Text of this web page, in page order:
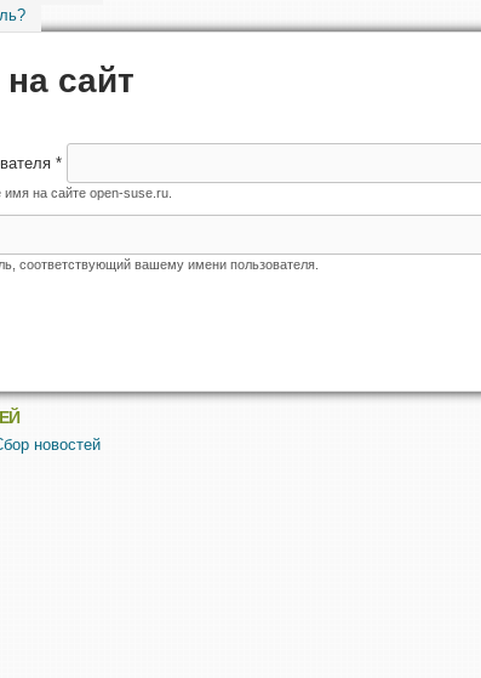
сайт
*
на сайте open-suse.ru.
соответствующий вашему имени пользователя.